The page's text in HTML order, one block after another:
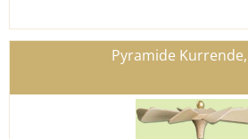
Pyramide